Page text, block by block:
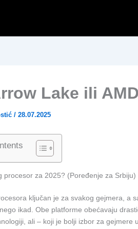
Lake ili
/ 28.07.2025
procesor za 2025? (Poređenje za Srbiju)
ključan je za svakog gejmera, a
ikad. Obe platforme obećavaju
ali – koji je bolji izbor za gejmere